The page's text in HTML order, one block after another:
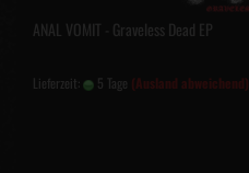
ANAL VOMIT - Graveless Dead EP
Lieferzeit: 5 Tage (Ausland abweichend)